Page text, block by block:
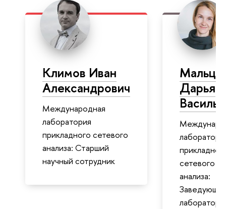
Климов Иван
Александрович
Международная
лаборатория
прикладного сетевого
анализа: Старший
научный сотрудник
Дарья
сетевого
анализа: